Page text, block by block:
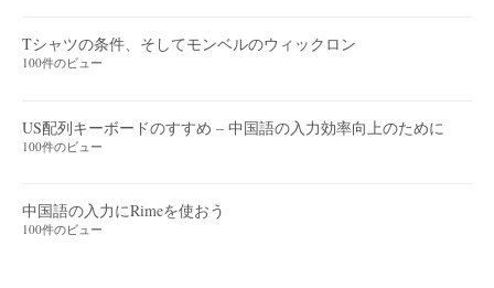
Tシャツの条件、そしてモンベルのウィックロン
100件のビュー
US配列キーボードのすすめ – 中国語の入力効率向上のために
100件のビュー
中国語の入力にRimeを使おう
100件のビュー